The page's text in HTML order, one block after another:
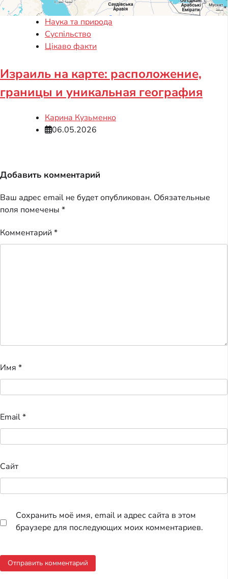
Наука та природа
Суспільство
Цікаво факти
Израиль на карте: расположение,
границы и уникальная география
Карина Кузьменко
06.05.2026
Добавить комментарий
Ваш адрес email не будет опубликован. Обязательные
поля помечены *
Комментарий *
Имя *
Email*
Сайт
Сохранить моё имя, email и адрес сайта в этом
браузере для последующих моих комментариев.